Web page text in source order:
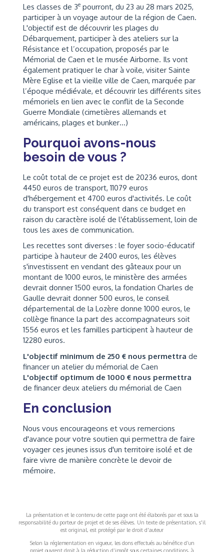
Les classes de 3e pourront, du 23 au 28 mars 2025,
participer à un voyage autour de la région de Caen.
L'objectif est de découvrir les plages du
Débarquement, participer à des ateliers sur la
Résistance et l’occupation, proposés par le
Mémorial de Caen et le musée Airborne. Ils vont
également pratiquer le char à voile, visiter Sainte
Mère Eglise et la vieille ville de Caen, marquée par
l’époque médiévale, et découvrir les différents sites
mémoriels en lien avec le conflit de la Seconde
Guerre Mondiale (cimetières allemands et
américains, plages et bunker…)
Pourquoi avons-nous
besoin de vous ?
Le coût total de ce projet est de 20236 euros, dont
4450 euros de transport, 11079 euros
d'hébergement et 4700 euros d'activités. Le coût
du transport est conséquent dans ce budget en
raison du caractère isolé de l'établissement, loin de
tous les axes de communication.
Les recettes sont diverses : le foyer socio-éducatif
participe à hauteur de 2400 euros, les élèves
s'investissent en vendant des gâteaux pour un
montant de 1000 euros, le ministère des armées
devrait donner 1500 euros, la fondation Charles de
Gaulle devrait donner 500 euros, le conseil
départemental de la Lozère donne 1000 euros, le
collège finance la part des accompagnateurs soit
1556 euros et les familles participent à hauteur de
12280 euros.
L'objectif minimum de 250 € nous permettra de
financer un atelier du mémorial de Caen
L'objectif optimum de 1000 € nous permettra
de financer deux ateliers du mémorial de Caen
En conclusion
Nous vous encourageons et vous remercions
d'avance pour votre soutien qui permettra de faire
voyager ces jeunes issus d'un territoire isolé et de
faire vivre de manière concrète le devoir de
mémoire.
La présentation et le contenu de cette page ont été élaborés par et sous la
responsabilité du porteur de projet et de ses élèves. Un texte de présentation, s'il
est original, est protégé par le droit d'auteur
Selon la réglementation en vigueur, les dons effectués au bénéfice d’un
projet ouvrent droit à la réduction d’impôt sous certaines conditions, à